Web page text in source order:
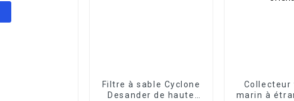
Filtre à sable Cyclone
Desander de haute
Collecteur
marin à